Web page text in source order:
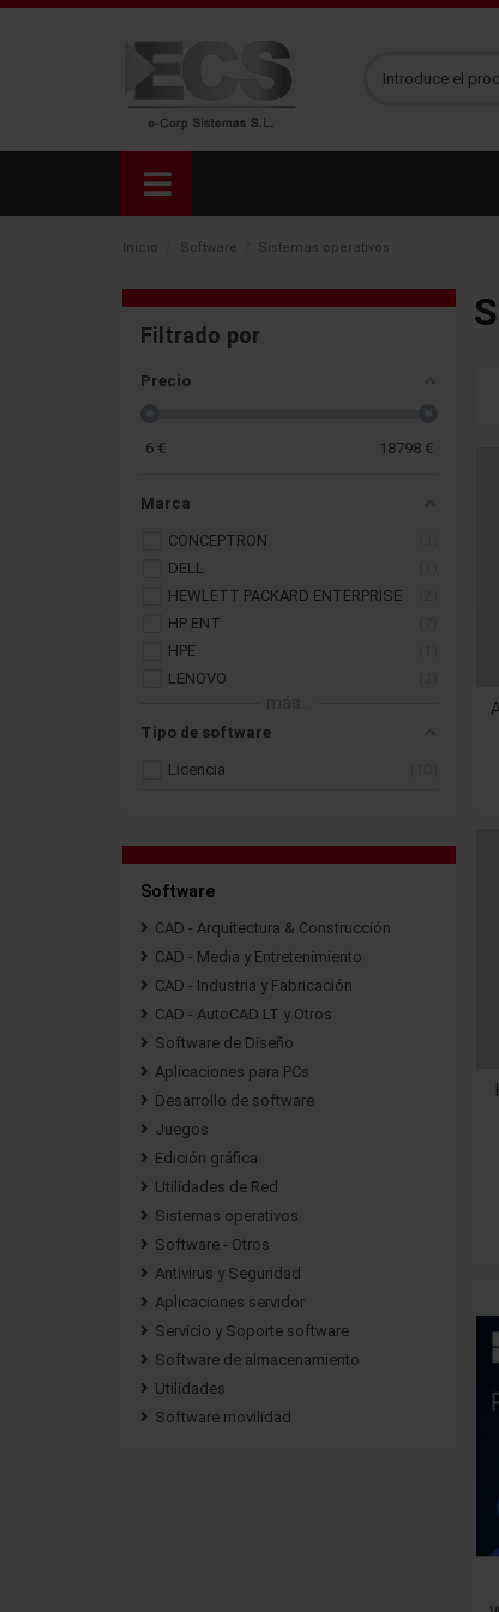
Inicio Software Sistemas operativos
Filtrado por
Precio
6 € 18798€
Marca
CONCEPTRON
DELL
HEWLETT PACKARD ENTERPRISE
HP ENT
HPE
LENOVO
Tipo de software
Licencia
Software
CAD - Arquitectura & Construcción
CAD - Media y Entretenimiento
CAD - Industria y Fabricación
CAD - AutoCAD LT y Otros
Software de Diseño
Aplicaciones para PCs
Desarrollo de software
Juegos
Edición gráfica
Utilidades de Red
Sistemas operativos
Software - Otros
Antivirus y Seguridad
Aplicaciones servidor
Servicio y Soporte software
Software de almacenamiento
Utilidades
Software movilidad